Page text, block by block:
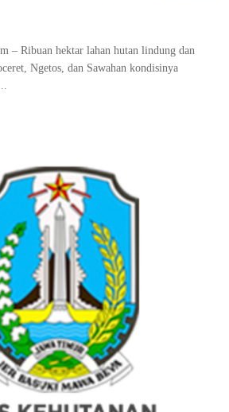
– Ribuan hektar lahan hutan lindung dan
Ngetos, dan Sawahan kondisinya